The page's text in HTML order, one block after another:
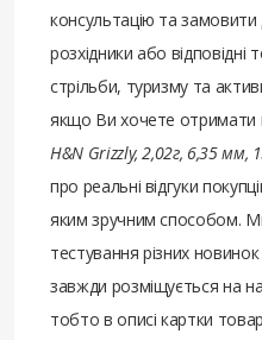
консультацію та замовити
розхідники або
стрільби, туризму та
якщо Ви хочете отримати
H&N Grizzly, 2,02г, 6,35 мм,
про реальні відгуки
яким зручним способом.
тестування різних новинок
завжди розміщується на
тобто в описі картки